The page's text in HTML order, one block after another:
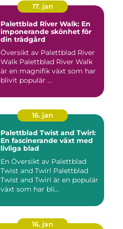
17. jan
Palettblad River Walk: En
imponerande skönhet för
din trädgård
Översikt av Palettblad River
Walk Palettblad River Walk
är en magnifik växt som har
blivit populär ...
16. jan
Palettblad Twist and Twirl:
En fascinerande växt med
livliga blad
En Översikt av Palettblad
Twist and Twirl Palettblad
Twist and Twirl är en populär
växt som har bli...
16. jan